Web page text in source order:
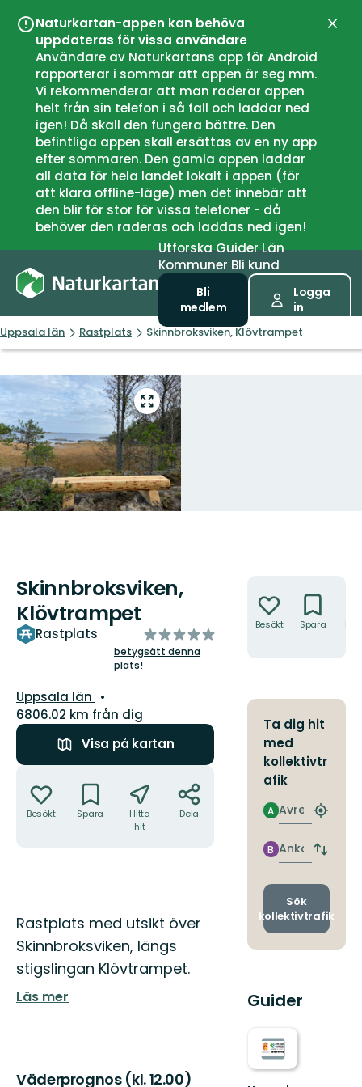
Naturkartan-appen kan behöva
uppdateras för vissa användare
Användare av Naturkartans app för Android
rapporterar i sommar att appen är seg mm.
Vi rekommenderar att man raderar appen
helt från sin telefon i så fall och laddar ned
igen! Då skall den fungera bättre. Den
befintliga appen skall ersättas av en ny app
efter sommaren. Den gamla appen laddar
all data för hela landet lokalt i appen (för
att klara offline-läge) men det innebär att
den blir för stor för vissa telefoner - då
behöver den raderas och laddas ned igen!
UtforskaGuiderLän
Kommuner Bli kund
Bli
medlem
Logga
in
Uppsala län Rastplats Skinnbroksviken, Klövtrampet
Gå
till
helskärmsläge
Skinnbroksviken,
Klövtrampet
Rastplats
av
5
stjärnor
betygsätt denna
plats!
Län:
Uppsala län
6806.02 km från dig
Visa på kartan
Besökt Spara
Hitta
hit
Dela
Beskrivning
Rastplats med utsikt över
Skinnbroksviken, längs
stigslingan Klövtrampet.
Läs mer
Väderprognos (kl. 12.00)
Besökt Spara
Ta dig hit
med
kollektivtr
afik
Avresa
A
Hitta
Ankomst
B
Byt
och
Sök
kollektivtrafik
Guider